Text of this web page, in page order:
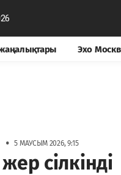
Эхо
• 5 МАУСЫМ 2026, 9:15
сілкінді